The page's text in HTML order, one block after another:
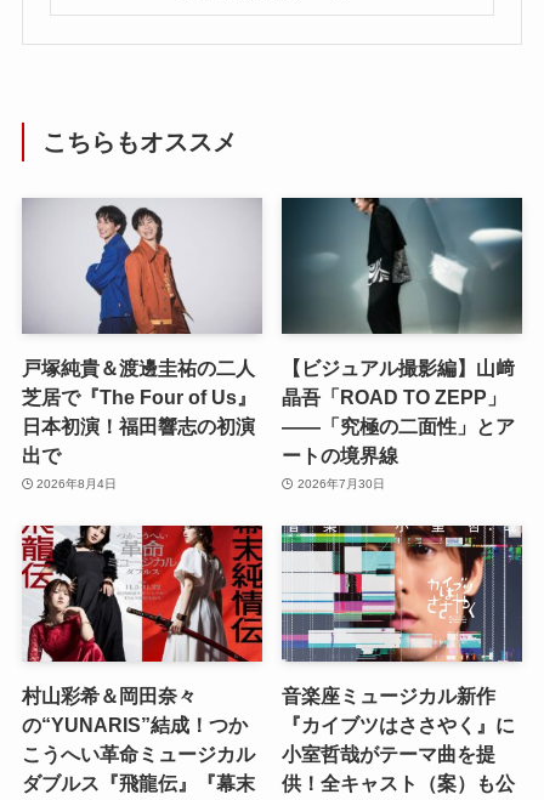
こちらもオススメ
戸塚純貴＆渡邊圭祐の二人
芝居で『The Four of Us』
日本初演！福田響志の初演
出で
2026年8月4日
【ビジュアル撮影編】山﨑
晶吾「ROAD TO ZEPP」
――「究極の二面性」とア
ートの境界線
2026年7月30日
村山彩希＆岡田奈々
の“YUNARIS”結成！つか
こうへい革命ミュージカル
ダブルス『飛龍伝』『幕末
音楽座ミュージカル新作
『カイブツはささやく』に
小室哲哉がテーマ曲を提
供！全キャスト（案）も公